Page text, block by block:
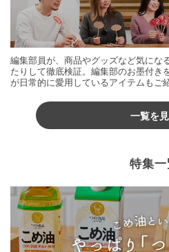
編集部員が、商品やグッズなど気にな
たりして徹底検証。編集部のお墨付き
が日常的に愛用しているアイテムもご
一覧を
特集